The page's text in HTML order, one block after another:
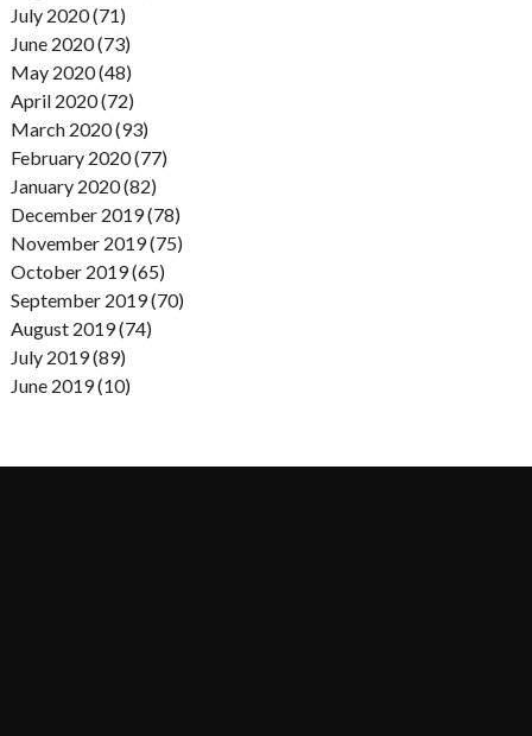
July 2020 (71)
June 2020 (73)
May 2020 (48)
April 2020 (72)
March 2020 (93)
February 2020 (77)
January 2020 (82)
December 2019 (78)
November 2019 (75)
October 2019 (65)
September 2019 (70)
August 2019 (74)
July 2019 (89)
June 2019 (10)